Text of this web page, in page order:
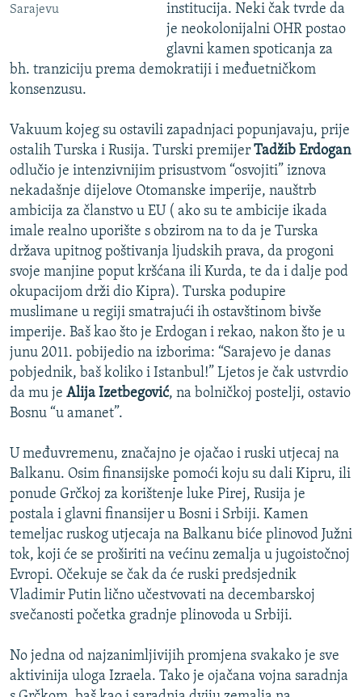
Sarajevu
institucija. Neki čak tvrde da
je neokolonijalni OHR postao
glavni kamen spoticanja za
bh. tranziciju prema demokratiji i međuetničkom
konsenzusu.
Vakuum kojeg su ostavili zapadnjaci popunjavaju, prije
ostalih Turska i Rusija. Turski premijer Tadžib Erdogan
odlučio je intenzivnijim prisustvom “osvojiti” iznova
nekadašnje dijelove Otomanske imperije, nauštrb
ambicija za članstvo u EU ( ako su te ambicije ikada
imale realno uporište s obzirom na to da je Turska
država upitnog poštivanja ljudskih prava, da progoni
svoje manjine poput kršćana ili Kurda, te da i dalje pod
okupacijom drži dio Kipra). Turska podupire
muslimane u regiji smatrajući ih ostavštinom bivše
imperije. Baš kao što je Erdogan i rekao, nakon što je u
junu 2011. pobijedio na izborima: “Sarajevo je danas
pobjednik, baš koliko i Istanbul!” Ljetos je čak ustvrdio
da mu je Alija Izetbegović, na bolničkoj postelji, ostavio
Bosnu “u amanet”.
U međuvremenu, značajno je ojačao i ruski utjecaj na
Balkanu. Osim finansijske pomoći koju su dali Kipru, ili
ponude Grčkoj za korištenje luke Pirej, Rusija je
postala i glavni finansijer u Bosni i Srbiji. Kamen
temeljac ruskog utjecaja na Balkanu biće plinovod Južni
tok, koji će se proširiti na većinu zemalja u jugoistočnoj
Evropi. Očekuje se čak da će ruski predsjednik
Vladimir Putin lično učestvovati na decembarskoj
svečanosti početka gradnje plinovoda u Srbiji.
No jedna od najzanimljivijih promjena svakako je sve
aktivinija uloga Izraela. Tako je ojačana vojna saradnja